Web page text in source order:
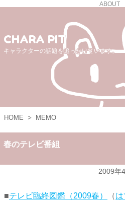
ABOUT
CHARA PIT
キャラクターの話題を追っかけています。
HOME > MEMO
春のテレビ番組
2009年
■テレビ臨終図鑑（2009春） （